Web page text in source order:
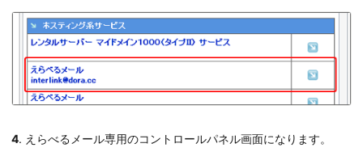
4. えらべるメール専用のコントロールパネル画面になります。